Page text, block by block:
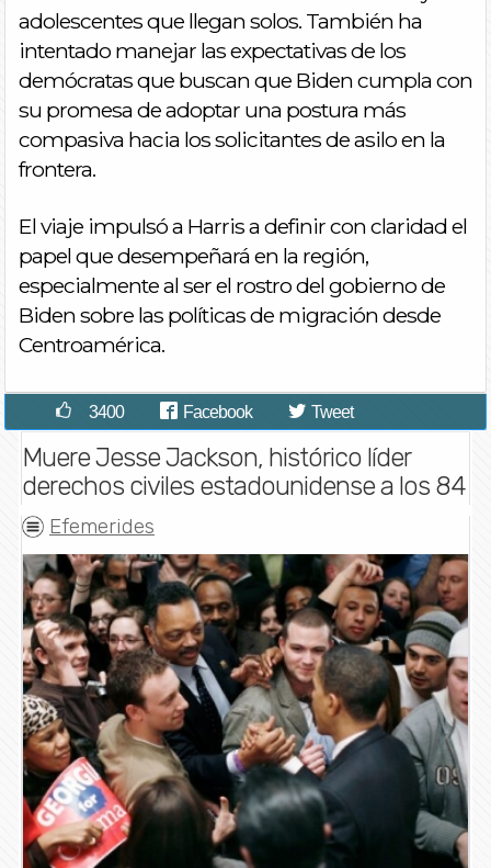
adolescentes que llegan solos. También ha
intentado manejar las expectativas de los
demócratas que buscan que Biden cumpla con
su promesa de adoptar una postura más
compasiva hacia los solicitantes de asilo en la
frontera.
El viaje impulsó a Harris a definir con claridad el
papel que desempeñará en la región,
especialmente al ser el rostro del gobierno de
Biden sobre las políticas de migración desde
Centroamérica.
3400 Facebook Tweet
Muere Jesse Jackson, histórico líder
derechos civiles estadounidense a los 84
Efemerides